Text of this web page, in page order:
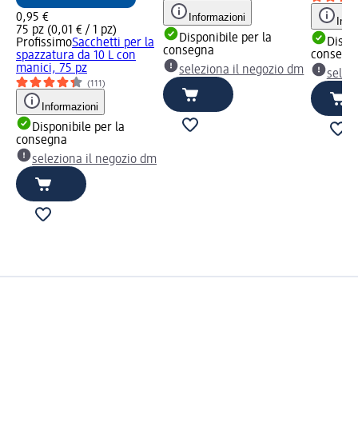
0,95 €
75 pz (0,01 € / 1 pz)
ProfissimoSacchetti per la
spazzatura da 10 L con
manici, 75 pz
(111)
Informazioni
Disponibile per la
consegna
seleziona il negozio dm
Informazioni
Disponibile per la
consegna
seleziona il negozio dm